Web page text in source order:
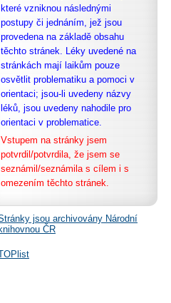
které vzniknou následnými
postupy či jednáním, jež jsou
provedena na základě obsahu
těchto stránek. Léky uvedené na
stránkách mají laikům pouze
osvětlit problematiku a pomoci v
orientaci; jsou-li uvedeny názvy
léků, jsou uvedeny nahodile pro
orientaci v problematice.
Vstupem na stránky jsem
potvrdil/potvrdila, že jsem se
seznámil/seznámila s cílem i s
omezením těchto stránek.